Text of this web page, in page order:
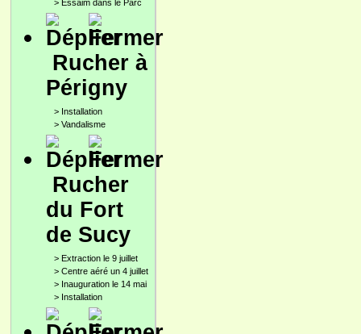
> Essaim dans le Parc
Rucher à
Périgny
> Installation
> Vandalisme
Rucher
du Fort
de Sucy
> Extraction le 9 juillet
> Centre aéré un 4 juillet
> Inauguration le 14 mai
> Installation